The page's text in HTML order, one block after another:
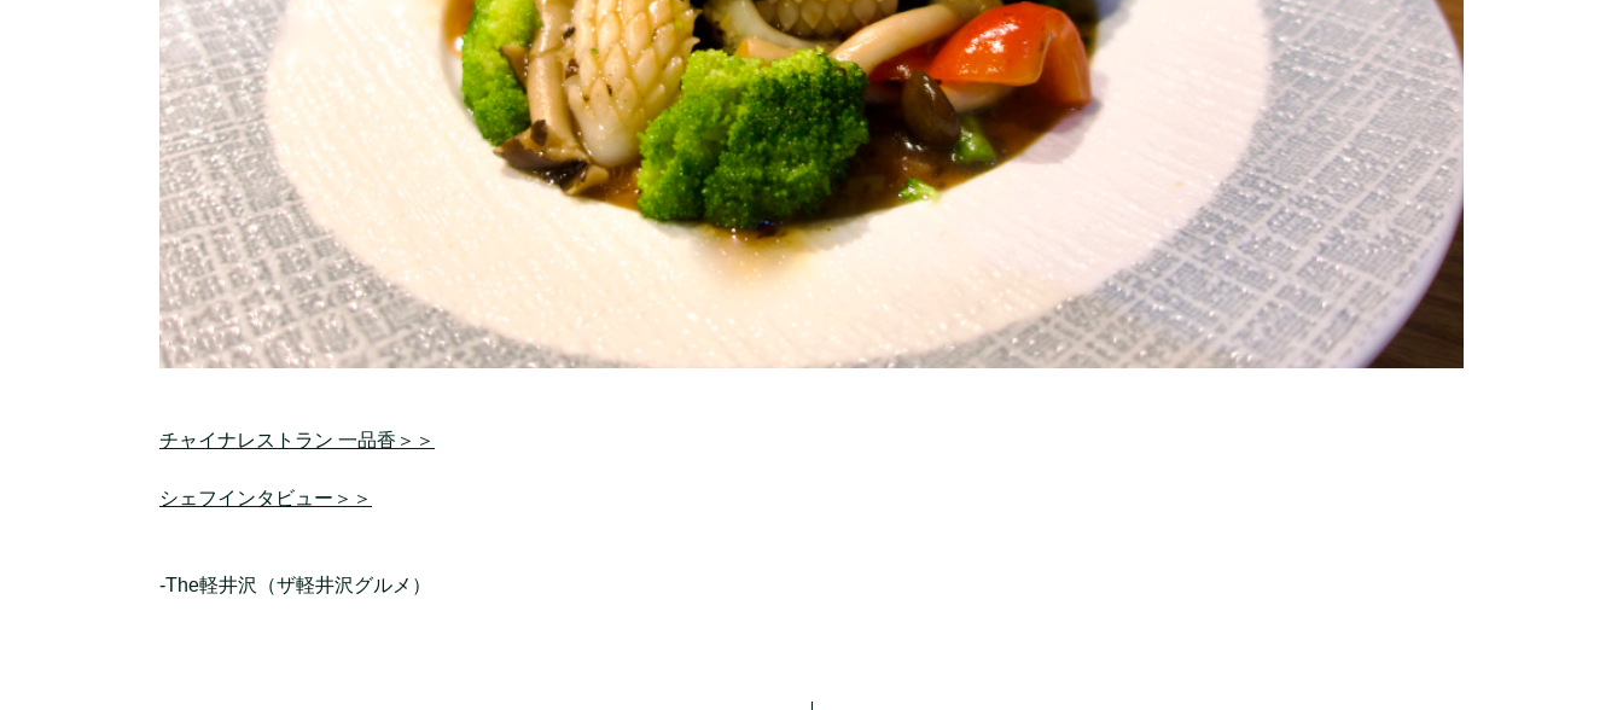
チャイナレストラン 一品香＞＞
シェフインタビュー＞＞
-The軽井沢（ザ軽井沢グルメ）